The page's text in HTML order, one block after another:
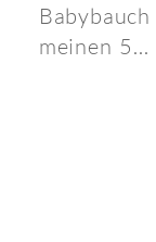
meinen 5...